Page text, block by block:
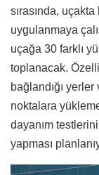
sırasında,
uygulanmaya
uçağa 30 farklı
toplanacak.
bağlandığı
noktalara
dayanım
yapması